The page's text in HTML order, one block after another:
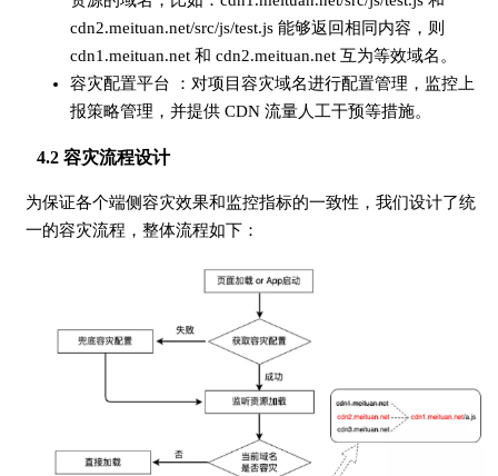
cdn2.meituan.net/src/js/test.js 能够返回相同内容，则
cdn1.meituan.net 和 cdn2.meituan.net 互为等效域名。
容灾配置平台 ：对项目容灾域名进行配置管理，监控上
报策略管理，并提供 CDN 流量人工干预等措施。
4.2 容灾流程设计
为保证各个端侧容灾效果和监控指标的一致性，我们设计了统
一的容灾流程，整体流程如下：